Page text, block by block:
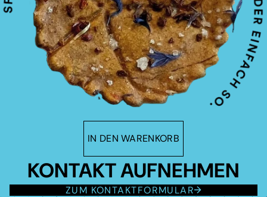
IN DEN WARENKORB
KONTAKT AUFNEHMEN
ZUM KONTAKTFORMULAR